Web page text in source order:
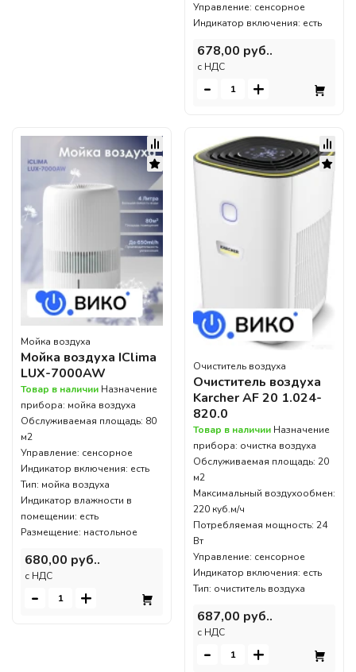
Управление: сенсорное
Индикатор включения: есть
678,00 руб..
c НДС
- +
Мойка воздуха
Мойка воздуха IClima
LUX-7000AW
Товар в наличии Назначение
прибора: мойка воздуха
Обслуживаемая площадь: 80
м2
Управление: сенсорное
Индикатор включения: есть
Тип: мойка воздуха
Индикатор влажности в
помещении: есть
Размещение: настольное
680,00 руб..
c НДС
- +
Очиститель воздуха
Очиститель воздуха
Karcher AF 20 1.024-
820.0
Товар в наличии Назначение
прибора: очистка воздуха
Обслуживаемая площадь: 20
м2
Максимальный воздухообмен:
220 куб.м/ч
Потребляемая мощность: 24
Вт
Управление: сенсорное
Индикатор включения: есть
Тип: очиститель воздуха
687,00 руб..
c НДС
- +